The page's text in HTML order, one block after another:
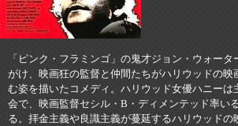
「ピンク・フラミンゴ」の鬼才ジョン・ウォー
がけ、映画狂の監督と仲間たちがハリウッドの映
む姿を描いたコメディ。ハリウッド女優ハニーは
会で、映画監督セシル・B・ディメンテッド率い
る。拝金主義や良識主義が蔓延するハリウッドの